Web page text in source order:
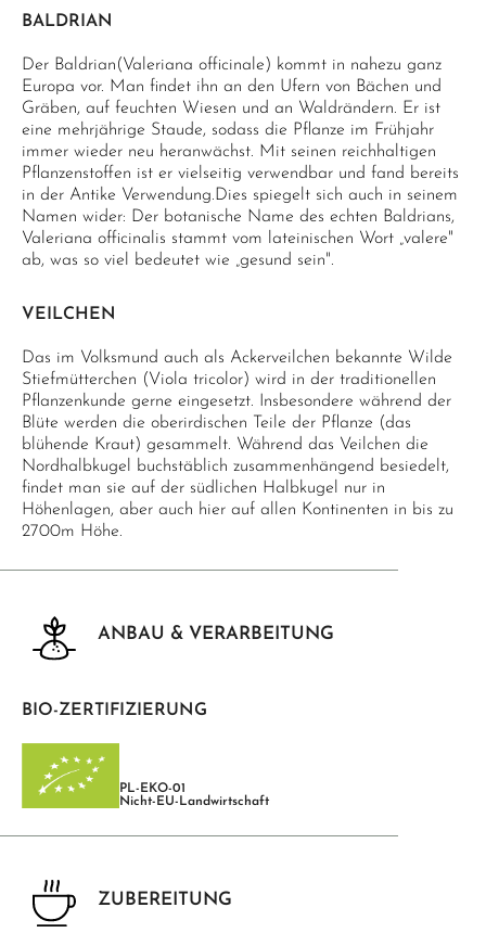
BALDRIAN
Der Baldrian(Valeriana officinale) kommt in nahezu ganz
Europa vor. Man findet ihn an den Ufern von Bächen und
Gräben, auf feuchten Wiesen und an Waldrändern. Er ist
eine mehrjährige Staude, sodass die Pflanze im Frühjahr
immer wieder neu heranwächst. Mit seinen reichhaltigen
Pflanzenstoffen ist er vielseitig verwendbar und fand bereits
in der Antike Verwendung.Dies spiegelt sich auch in seinem
Namen wider: Der botanische Name des echten Baldrians,
Valeriana officinalis stammt vom lateinischen Wort „valere"
ab, was so viel bedeutet wie „gesund sein".
VEILCHEN
Das im Volksmund auch als Ackerveilchen bekannte Wilde
Stiefmütterchen (Viola tricolor) wird in der traditionellen
Pflanzenkunde gerne eingesetzt. Insbesondere während der
Blüte werden die oberirdischen Teile der Pflanze (das
blühende Kraut) gesammelt. Während das Veilchen die
Nordhalbkugel buchstäblich zusammenhängend besiedelt,
findet man sie auf der südlichen Halbkugel nur in
Höhenlagen, aber auch hier auf allen Kontinenten in bis zu
2700m Höhe.
ANBAU & VERARBEITUNG
BIO-ZERTIFIZIERUNG
PL-EKO-01
Nicht-EU-Landwirtschaft
ZUBEREITUNG